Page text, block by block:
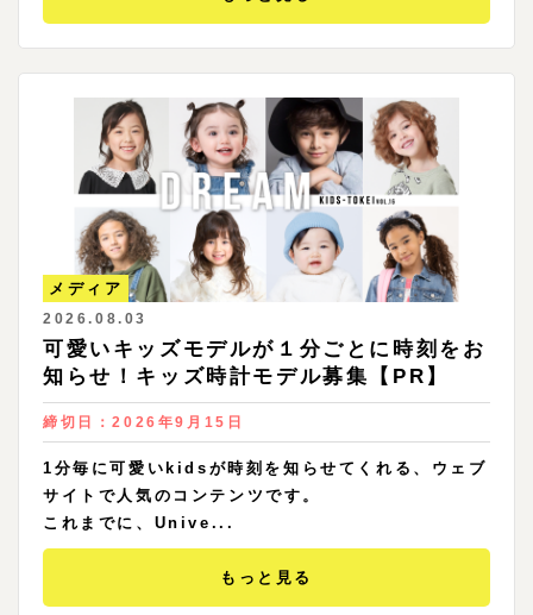
メディア
2026.08.03
可愛いキッズモデルが１分ごとに時刻をお
知らせ！キッズ時計モデル募集【PR】
締切日：2026年9月15日
1分毎に可愛いkidsが時刻を知らせてくれる、ウェブ
サイトで人気のコンテンツです。
これまでに、Unive...
もっと見る